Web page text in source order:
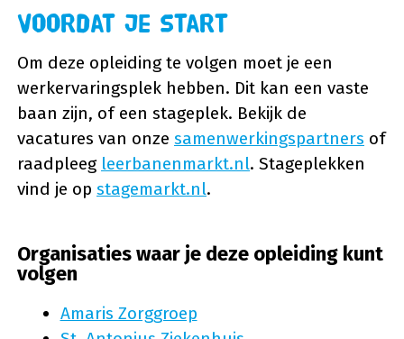
Voordat je start
Om deze opleiding te volgen moet je een
werkervaringsplek hebben. Dit kan een vaste
baan zijn, of een stageplek. Bekijk de
vacatures van onze samenwerkingspartners of
raadpleeg leerbanenmarkt.nl. Stageplekken
vind je op stagemarkt.nl.
Organisaties waar je deze opleiding kunt
volgen
Amaris Zorggroep